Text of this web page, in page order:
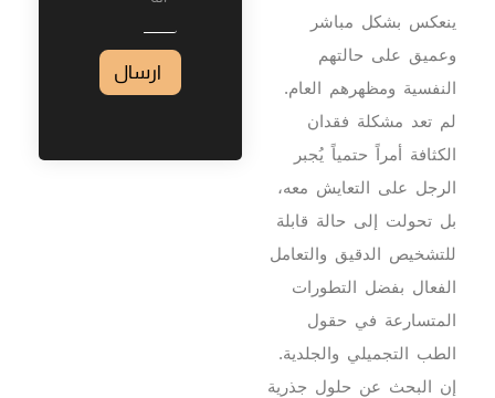
ينعكس بشكل مباشر
وعميق على حالتهم
النفسية ومظهرهم العام.
لم تعد مشكلة فقدان
الكثافة أمراً حتمياً يُجبر
الرجل على التعايش معه،
بل تحولت إلى حالة قابلة
للتشخيص الدقيق والتعامل
الفعال بفضل التطورات
المتسارعة في حقول
الطب التجميلي والجلدية.
إن البحث عن حلول جذرية
ارسال